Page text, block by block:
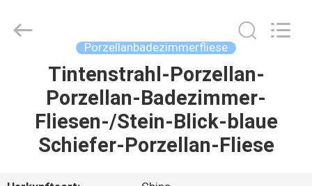
HAUSE
PRODUKTE
CERAMICS
CO.,LTD..
Porzellanbadezimmerfliese
Tintenstrahl-Porzellan-
Porzellan-Badezimmer-
Fliesen-/Stein-Blick-blaue
Schiefer-Porzellan-Fliese